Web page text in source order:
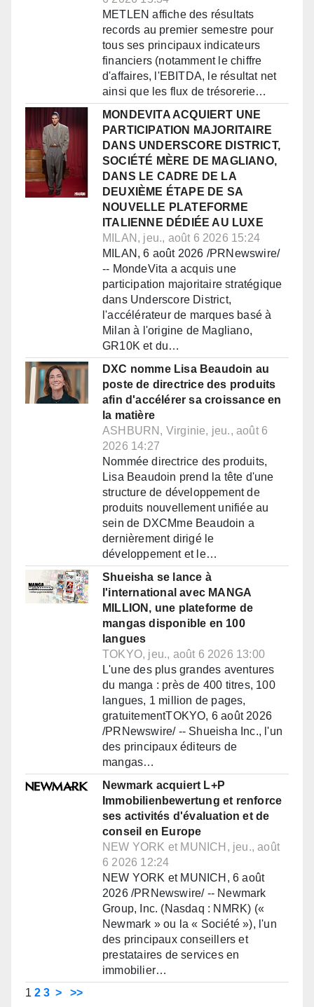
METLEN affiche des résultats
records au premier semestre pour
tous ses principaux indicateurs
financiers (notamment le chiffre
d'affaires, l'EBITDA, le résultat net
ainsi que les flux de trésorerie…
MONDEVITA ACQUIERT UNE
PARTICIPATION MAJORITAIRE
DANS UNDERSCORE DISTRICT,
SOCIÉTÉ MÈRE DE MAGLIANO,
DANS LE CADRE DE LA
DEUXIÈME ÉTAPE DE SA
NOUVELLE PLATEFORME
ITALIENNE DÉDIÉE AU LUXE
MILAN, jeu., août 6 2026 15:24
MILAN, 6 août 2026 /PRNewswire/
-- MondeVita a acquis une
participation majoritaire stratégique
dans Underscore District,
l'accélérateur de marques basé à
Milan à l'origine de Magliano,
GR10K et du…
DXC nomme Lisa Beaudoin au
poste de directrice des produits
afin d'accélérer sa croissance en
la matière
ASHBURN, Virginie, jeu., août 6
2026 14:27
Nommée directrice des produits,
Lisa Beaudoin prend la tête d'une
structure de développement de
produits nouvellement unifiée au
sein de DXCMme Beaudoin a
dernièrement dirigé le
développement et le…
Shueisha se lance à
l'international avec MANGA
MILLION, une plateforme de
mangas disponible en 100
langues
TOKYO, jeu., août 6 2026 13:00
L'une des plus grandes aventures
du manga : près de 400 titres, 100
langues, 1 million de pages,
gratuitementTOKYO, 6 août 2026
/PRNewswire/ -- Shueisha Inc., l'un
des principaux éditeurs de
mangas…
Newmark acquiert L+P
Immobilienbewertung et renforce
ses activités d'évaluation et de
conseil en Europe
NEW YORK et MUNICH, jeu., août
6 2026 12:24
NEW YORK et MUNICH, 6 août
2026 /PRNewswire/ -- Newmark
Group, Inc. (Nasdaq : NMRK) («
Newmark » ou la « Société »), l'un
des principaux conseillers et
prestataires de services en
immobilier…
1 2 3 > >>